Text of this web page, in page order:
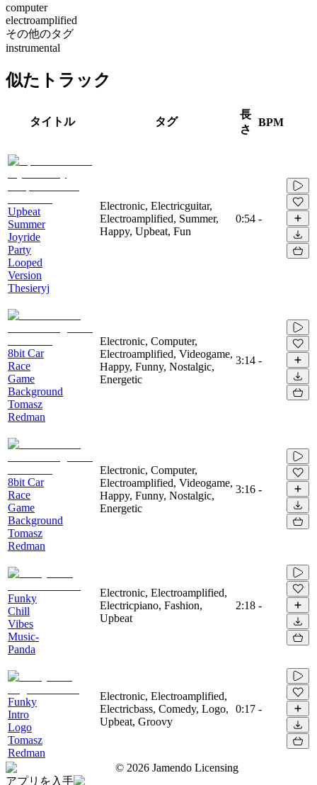
computer
electroamplified
その他のタグ
instrumental
似たトラック
タイトル タグ
長
さ
BPM
Upbeat
Summer
Joyride
Party
Looped
Version
Thesieryj
Electronic, Electricguitar,
Electroamplified, Summer,
Happy, Upbeat, Fun
0:54 -
8bit Car
Race
Game
Background
Tomasz
Redman
Electronic, Computer,
Electroamplified, Videogame,
Happy, Funny, Nostalgic,
Energetic
3:14 -
8bit Car
Race
Game
Background
Tomasz
Redman
Electronic, Computer,
Electroamplified, Videogame,
Happy, Funny, Nostalgic,
Energetic
3:16 -
Funky
Chill
Vibes
Music-
Panda
Electronic, Electroamplified,
Electricpiano, Fashion,
Upbeat
2:18 -
Funky
Intro
Logo
Tomasz
Redman
Electronic, Electroamplified,
Electricbass, Comedy, Logo,
Upbeat, Groovy
0:17 -
© 2026 Jamendo Licensing
アプリを入手